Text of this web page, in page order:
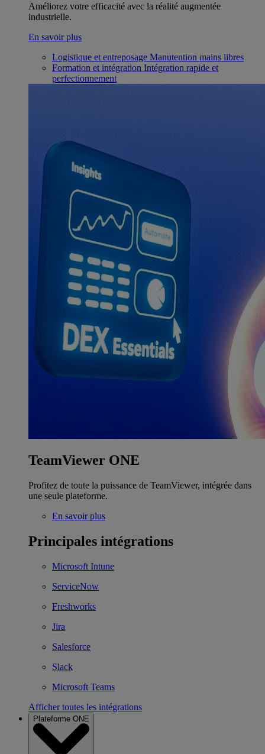
Améliorez votre efficacité avec la réalité augmentée
industrielle.
En savoir plus
Logistique et entreposage Manutention mains libres
Formation et intégration Intégration rapide et
perfectionnement
TeamViewer ONE
Profitez de toute la puissance de TeamViewer, intégrée dans
une seule plateforme.
En savoir plus
Principales intégrations
Microsoft Intune
ServiceNow
Freshworks
Jira
Salesforce
Slack
Microsoft Teams
Afficher toutes les intégrations
Plateforme ONE